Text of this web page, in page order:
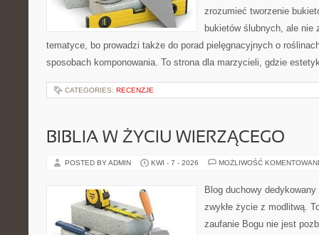
zrozumieć tworzenie
bukietów ślubnych, ale nie
tematyce, bo prowadzi także do porad pielęgnacyjnych o
sposobach komponowania. To strona dla marzycieli, gdzie
CATEGORIES: RECENZJE
BIBLIA W ŻYCIU WIERZĄCEGO
POSTED BY ADMIN KWI - 7 - 2026 MOŻLIWOŚĆ
Blog duchowy
zwykłe życie z modlitwą.
zaufanie Bogu nie jest